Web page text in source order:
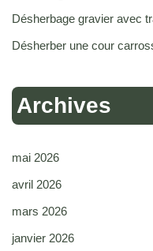
Désherbage gravier avec
Désherber une cour
Archives
mai 2026
avril 2026
mars 2026
janvier 2026